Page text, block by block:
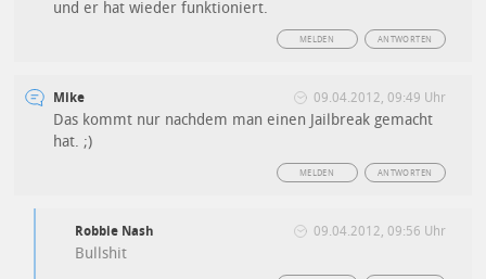
und er hat wieder funktioniert.
ANTWORTEN
MELDEN
Mike 09.04.2012, 09:49 Uhr
Das kommt nur nachdem man einen Jailbreak gemacht
hat. ;)
ANTWORTEN
MELDEN
Robbie Nash 09.04.2012, 09:56 Uhr
Bullshit